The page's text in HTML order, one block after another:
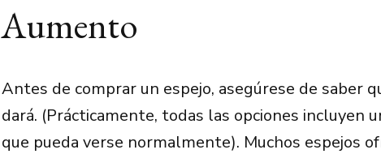
Aumento
Antes de comprar un espejo, asegúrese de saber
dará. (Prácticamente, todas las opciones incluyen
que pueda verse normalmente). Muchos espejos